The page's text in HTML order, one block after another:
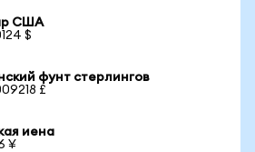
США
$
фунт стерлингов
£
иена
¥